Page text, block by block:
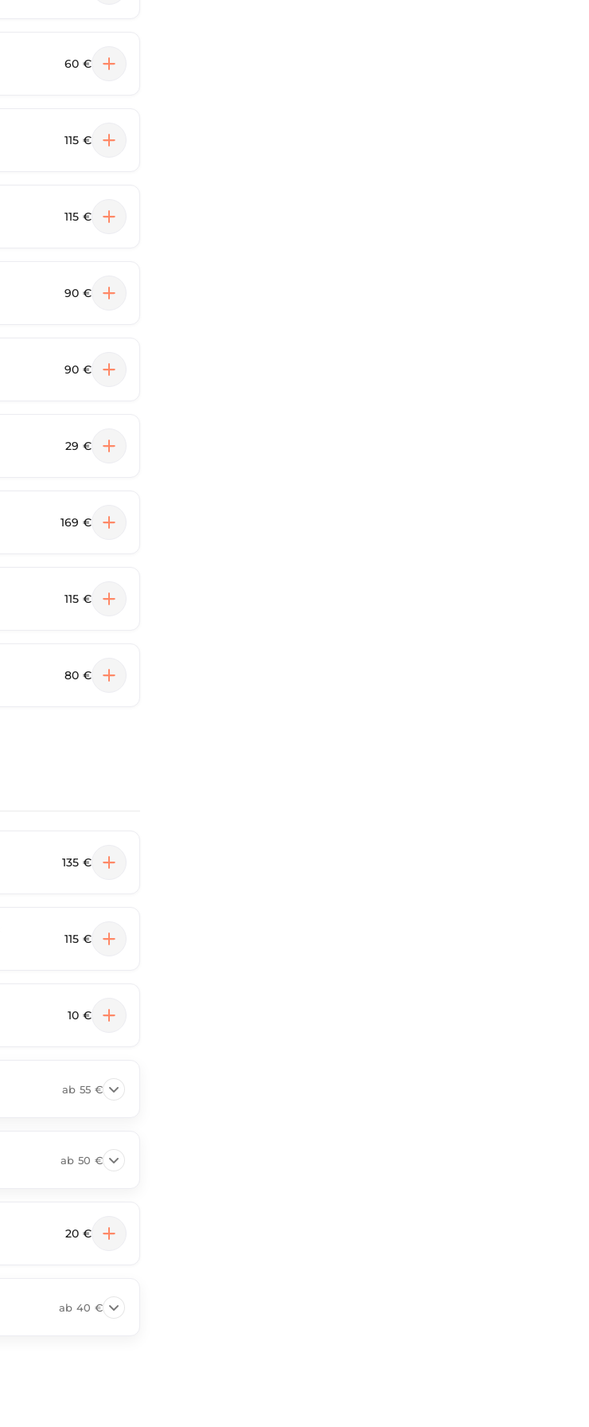
60 €
115 €
115 €
90 €
90 €
29 €
169 €
115 €
80 €
135 €
115 €
10 €
ab 55 €
ab 50 €
20 €
ab 40 €